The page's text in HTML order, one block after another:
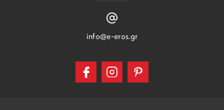
info@e-eros.gr